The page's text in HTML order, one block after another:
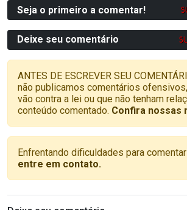
Seja o primeiro a comentar!
Deixe seu comentário
ANTES DE ESCREVER SEU
não publicamos comentários
vão contra a lei ou que não tenham
conteúdo comentado. Confira nossas
Enfrentando dificuldades para
entre em contato.